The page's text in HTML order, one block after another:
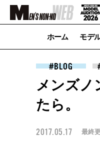
ホーム モデ
BLOG
メンズノ
たら。
2017.05.17 最終